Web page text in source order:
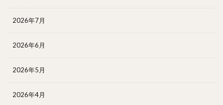
2026年7月
2026年6月
2026年5月
2026年4月